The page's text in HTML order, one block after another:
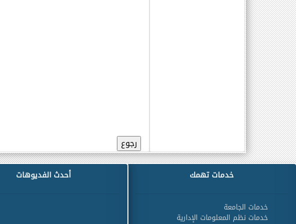
خدمات تهمك
خدمات الجامعة
خدمات نظم المعلومات الإدارية
أحدث الفديوهات